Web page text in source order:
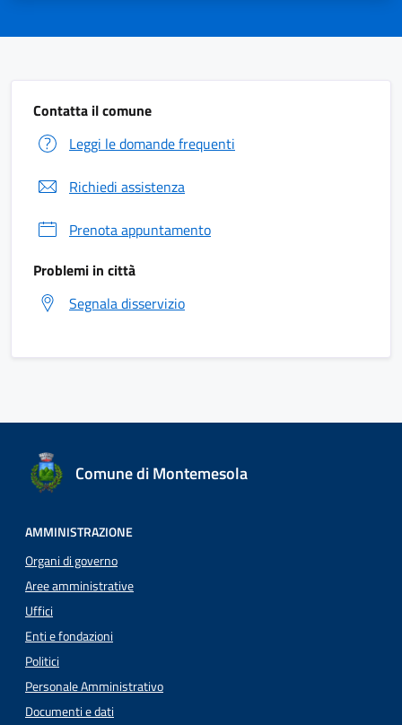
Contatta il comune
Leggi le domande frequenti
Richiedi assistenza
Prenota appuntamento
Problemi in città
Segnala disservizio
Comune di Montemesola
AMMINISTRAZIONE
Organi di governo
Aree amministrative
Uffici
Enti e fondazioni
Politici
Personale Amministrativo
Documenti e dati